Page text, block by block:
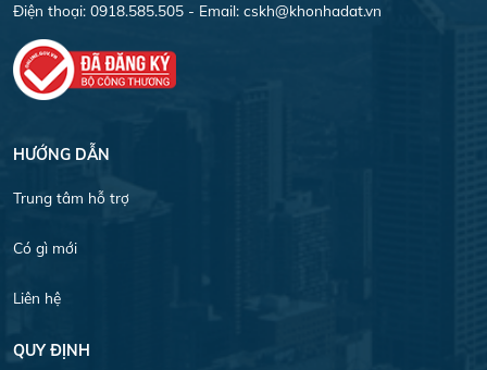
Điện thoại: 0918.585.505 - Email: cskh@khonhadat.vn
HƯỚNG DẪN
Trung tâm hỗ trợ
Có gì mới
Liên hệ
QUY ĐỊNH